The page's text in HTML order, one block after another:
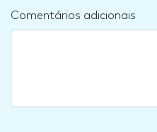
Comentários adicionais